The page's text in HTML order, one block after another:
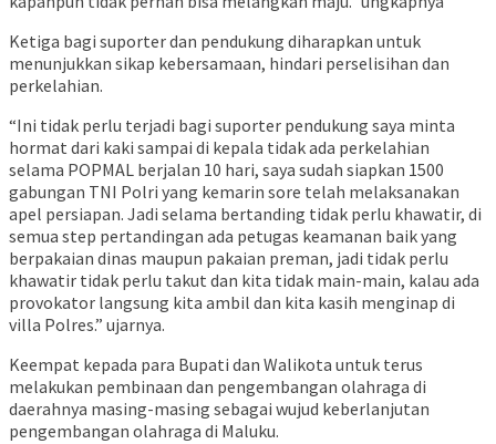
Ketiga bagi suporter dan pendukung diharapkan untuk
menunjukkan sikap kebersamaan, hindari perselisihan dan
perkelahian.
“Ini tidak perlu terjadi bagi suporter pendukung saya minta
hormat dari kaki sampai di kepala tidak ada perkelahian
selama POPMAL berjalan 10 hari, saya sudah siapkan 1500
gabungan TNI Polri yang kemarin sore telah melaksanakan
apel persiapan. Jadi selama bertanding tidak perlu khawatir, di
semua step pertandingan ada petugas keamanan baik yang
berpakaian dinas maupun pakaian preman, jadi tidak perlu
khawatir tidak perlu takut dan kita tidak main-main, kalau ada
provokator langsung kita ambil dan kita kasih menginap di
villa Polres.” ujarnya.
Keempat kepada para Bupati dan Walikota untuk terus
melakukan pembinaan dan pengembangan olahraga di
daerahnya masing-masing sebagai wujud keberlanjutan
pengembangan olahraga di Maluku.